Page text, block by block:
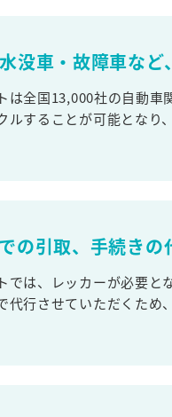
没車・故障車な
は全国13,000社の自動
ルすることが可能とな
の引取、手続き
では、レッカーが必要と
代行させていただくため